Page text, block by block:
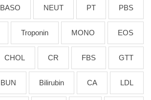
PBS
PT
NEUT
BASO
EOS
MONO
Troponin
GTT
FBS
CR
CHOL
LDL
CA
Bilirubin
BUN